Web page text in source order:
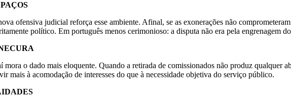
ofensiva judicial reforça esse ambiente. Afinal, se as exonerações não
político. Em português menos cerimonioso: a disputa não era pela engrenagem
mora o dado mais eloquente. Quando a retirada de comissionados não produz qualquer
mais à acomodação de interesses do que à necessidade objetiva do serviço público.